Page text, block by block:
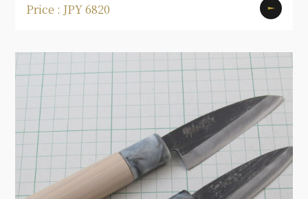
Price : JPY 6820